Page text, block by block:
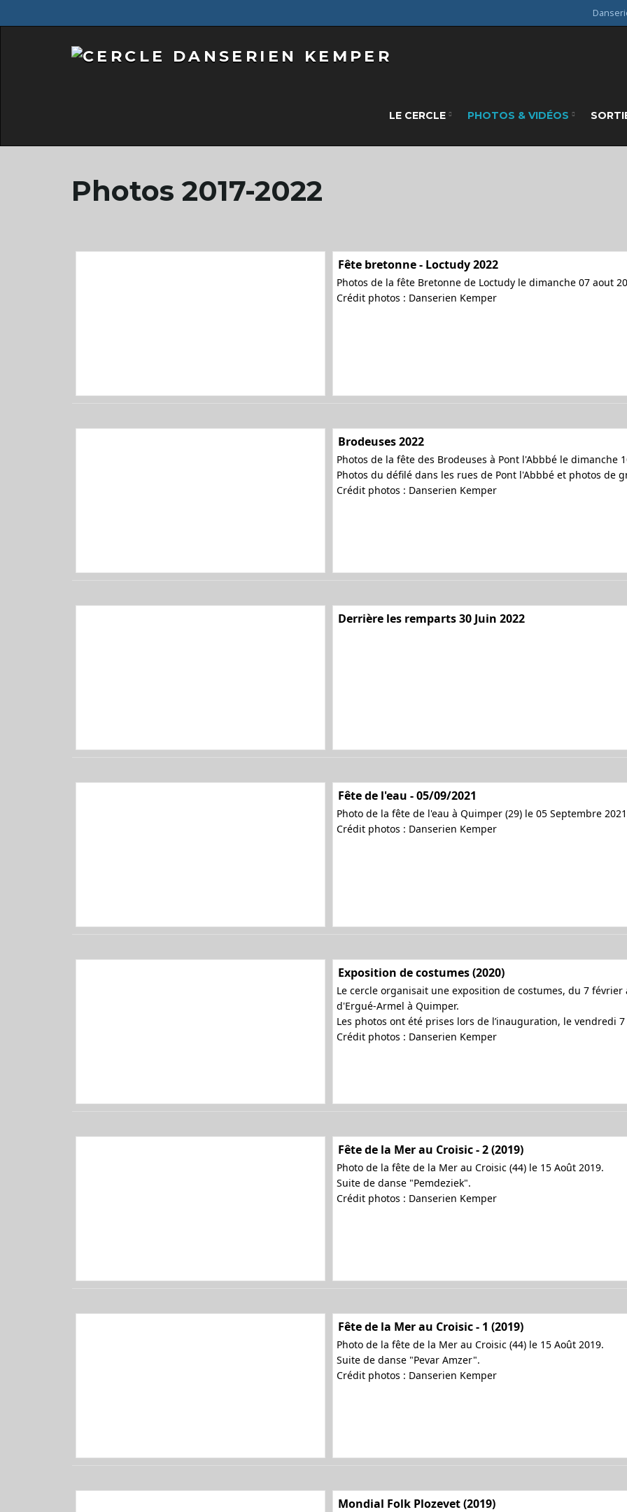
LE CERCLE PHOTOS & VIDÉOS
Photos 2017-2022
Fête bretonne - Loctudy 2022
Photos de la fête Bretonne de Loctudy le dimanche 07 aout
Crédit photos : Danserien Kemper
Brodeuses 2022
Photos de la fête des Brodeuses à Pont l'Abbbé le dimanche
Photos du défilé dans les rues de Pont l'Abbbé et photos de
Crédit photos : Danserien Kemper
Derrière les remparts 30 Juin 2022
Fête de l'eau - 05/09/2021
Photo de la fête de l'eau à Quimper (29) le 05 Septembre
Crédit photos : Danserien Kemper
Exposition de costumes (2020)
Le cercle organisait une exposition de costumes, du 7
d'Ergué-Armel à Quimper.
Les photos ont été prises lors de l’inauguration, le vendredi
Crédit photos : Danserien Kemper
Fête de la Mer au Croisic - 2 (2019)
Photo de la fête de la Mer au Croisic (44) le 15 Août 2019.
Suite de danse "Pemdeziek".
Crédit photos : Danserien Kemper
Fête de la Mer au Croisic - 1 (2019)
Photo de la fête de la Mer au Croisic (44) le 15 Août 2019.
Suite de danse "Pevar Amzer".
Crédit photos : Danserien Kemper
Mondial Folk Plozevet (2019)